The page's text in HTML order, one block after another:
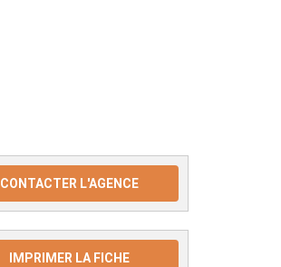
CONTACTER L'AGENCE
IMPRIMER LA FICHE